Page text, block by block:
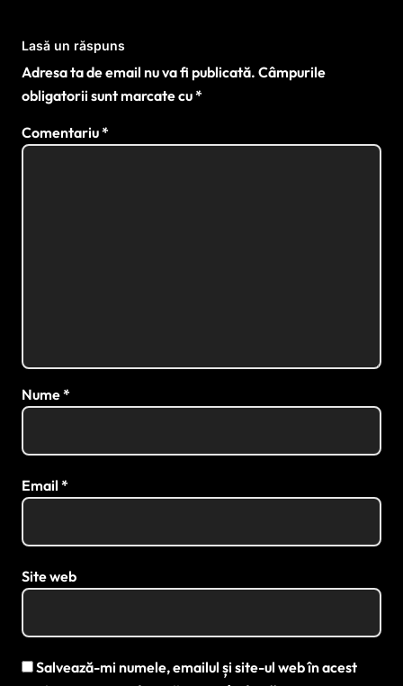
Lasă un răspuns
Adresa ta de email nu va fi publicată. Câmpurile
obligatorii sunt marcate cu*
Comentariu*
Nume*
Email *
Site web
Salvează-mi numele, emailul și site-ul web în acest